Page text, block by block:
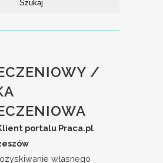
/
portalu Praca.pl
własnego